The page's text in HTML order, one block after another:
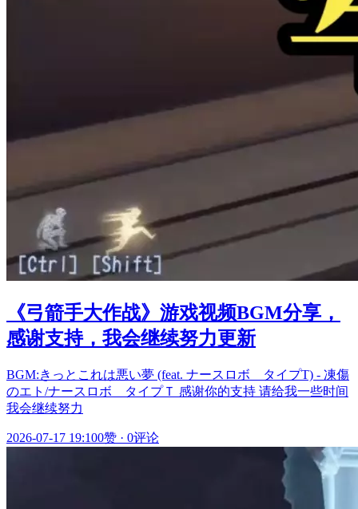
《弓箭手大作战》游戏视频BGM分享，
感谢支持，我会继续努力更新
BGM:きっとこれは悪い夢 (feat. ナースロボ＿タイプT) - 凍傷
のエト/ナースロボ＿タイプＴ 感谢你的支持 请给我一些时间
我会继续努力
2026-07-17 19:100赞 · 0评论